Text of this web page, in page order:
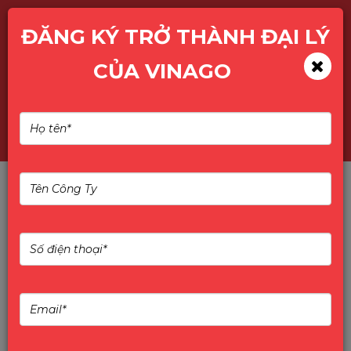
Dự án 400 màn hình máy
học: Chất lượng & Ổn định
TỰ HÀO DỰ ÁN 400 MÀN HÌNH MÁY TÍNH
HIKVISION CHO KHỐI GIÁO DỤC
ĐĂNG KÝ TRỞ THÀNH ĐẠI LÝ
CỦA VINAGO